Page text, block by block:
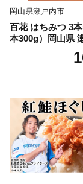
岡山県瀬戸内市
百花 はちみつ 3
本300g）岡山県
石黒農園 ヨーグ
糖の代わり 香り